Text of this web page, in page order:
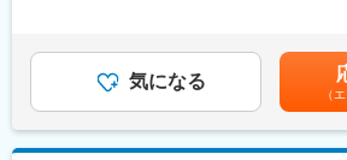
4Kテレビの組み込み開発、医療機関の
メーカーのシステム開発など
【前職の給与以上を保証します】※経験
を考慮の上、当社規定により優遇します
己アピール提出など、各種施策あり）■
より支給）■昇給：年1回（改定4月）賃
額であり、選考を通じて上下する可能
気になる
（